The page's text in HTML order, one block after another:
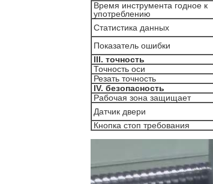
Время инструмента годное к
употреблению
Статистика данных
Показатель ошибки
III. точность
Точность оси
Резать точность
IV. безопасность
Рабочая зона защищает
Датчик двери
Кнопка стоп требования